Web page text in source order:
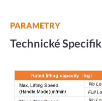
PARAMETRY
Technické